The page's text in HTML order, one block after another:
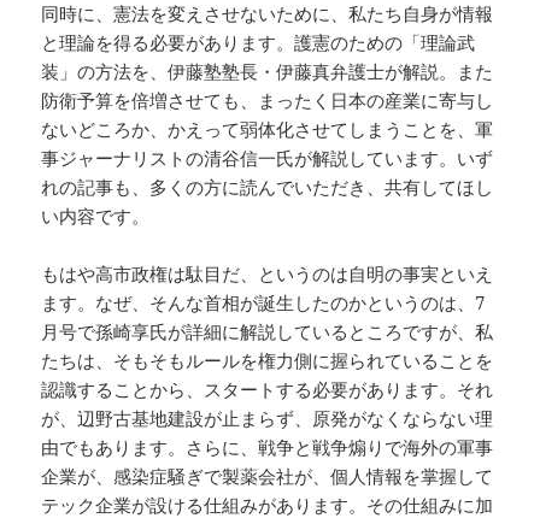
同時に、憲法を変えさせないために、私たち自身が情報
と理論を得る必要があります。護憲のための「理論武
装」の方法を、伊藤塾塾長・伊藤真弁護士が解説。また
防衛予算を倍増させても、まったく日本の産業に寄与し
ないどころか、かえって弱体化させてしまうことを、軍
事ジャーナリストの清谷信一氏が解説しています。いず
れの記事も、多くの方に読んでいただき、共有してほし
い内容です。
もはや高市政権は駄目だ、というのは自明の事実といえ
ます。なぜ、そんな首相が誕生したのかというのは、7
月号で孫崎享氏が詳細に解説しているところですが、私
たちは、そもそもルールを権力側に握られていることを
認識することから、スタートする必要があります。それ
が、辺野古基地建設が止まらず、原発がなくならない理
由でもあります。さらに、戦争と戦争煽りで海外の軍事
企業が、感染症騒ぎで製薬会社が、個人情報を掌握して
テック企業が設ける仕組みがあります。その仕組みに加